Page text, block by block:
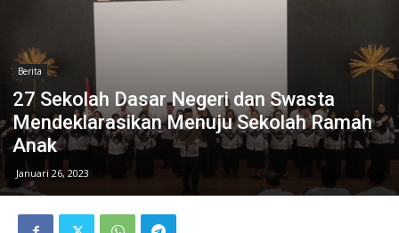
Berita
27 Sekolah Dasar Negeri dan Swasta
Mendeklarasikan Menuju Sekolah Ramah
Anak
Januari 26, 2023